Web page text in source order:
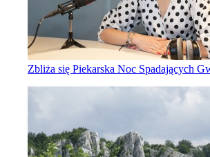
Zbliża się Piekarska Noc Spadających